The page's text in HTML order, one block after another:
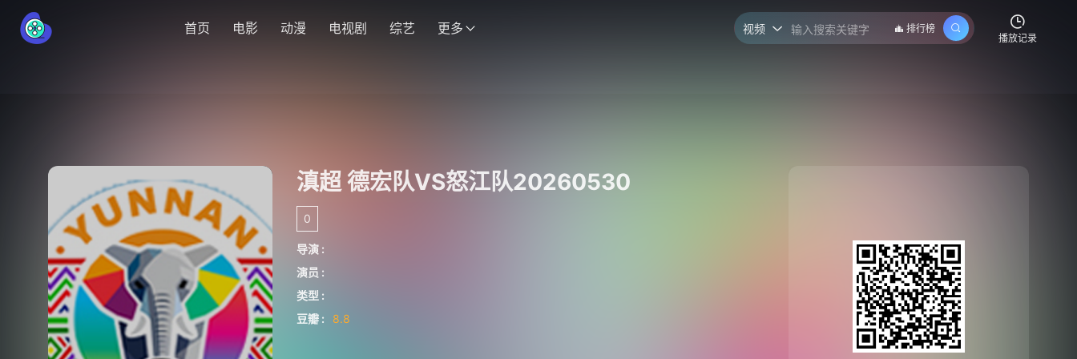
首页 电影 动漫 电视剧 综艺 更多 视频 
排行榜
播放记录
滇超 德宏队VS怒江队20260530
0
导演 :
演员 :
类型 :
豆瓣 :
8.8